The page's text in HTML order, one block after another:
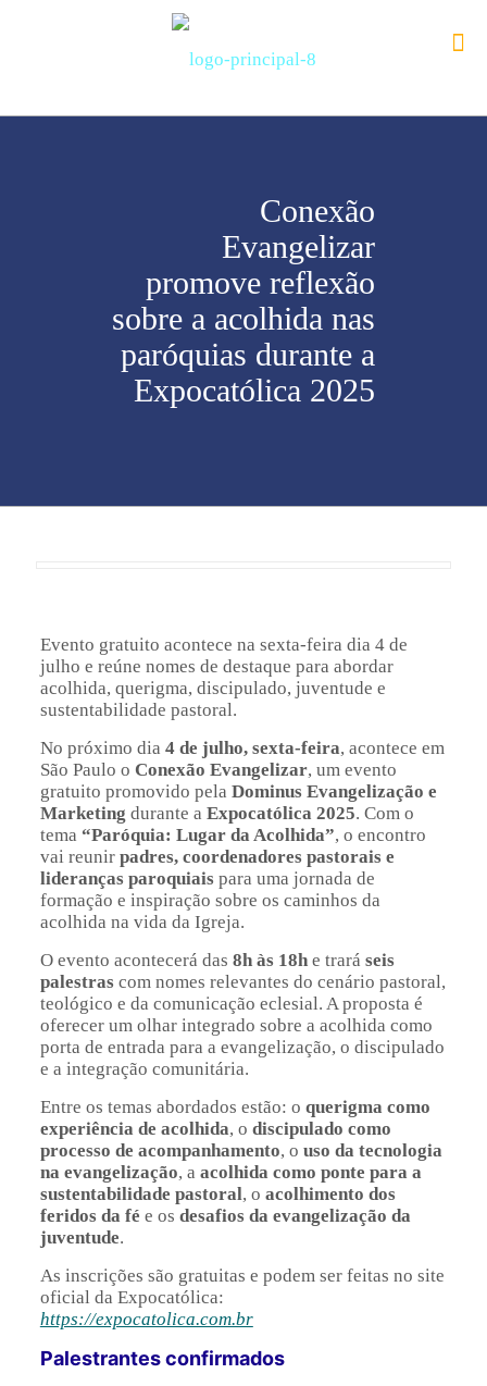
Conexão
Evangelizar
promove reflexão
sobre a acolhida nas
paróquias durante a
Expocatólica 2025
Evento gratuito acontece na sexta-feira dia 4 de
julho e reúne nomes de destaque para abordar
acolhida, querigma, discipulado, juventude e
sustentabilidade pastoral.
No próximo dia 4 de julho, sexta-feira, acontece em
São Paulo o Conexão Evangelizar, um evento
gratuito promovido pela Dominus Evangelização e
Marketing durante a Expocatólica 2025. Com o
tema “Paróquia: Lugar da Acolhida”, o encontro
vai reunir padres, coordenadores pastorais e
lideranças paroquiaispara uma jornada de
formação e inspiração sobre os caminhos da
acolhida na vida da Igreja.
O evento acontecerá das 8h às 18he trará seis
palestrascom nomes relevantes do cenário pastoral,
teológico e da comunicação eclesial. A proposta é
oferecer um olhar integrado sobre a acolhida como
porta de entrada para a evangelização, o discipulado
e a integração comunitária.
Entre os temas abordados estão: o querigma como
experiência de acolhida, o discipulado como
processo de acompanhamento, o uso da tecnologia
na evangelização, a acolhida como ponte para a
sustentabilidade pastoral, o acolhimento dos
feridos da fé e os desafios da evangelização da
juventude.
As inscrições são gratuitas e podem ser feitas no site
oficial da Expocatólica:
https://expocatolica.com.br
Palestrantes confirmados